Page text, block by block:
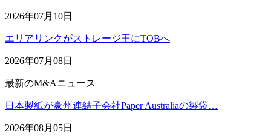
2026年07月10日
エリアリンクがストレージ王にTOBへ
2026年07月08日
最新のM&Aニュース
日本製紙が豪州連結子会社Paper Australiaの製袋…
2026年08月05日